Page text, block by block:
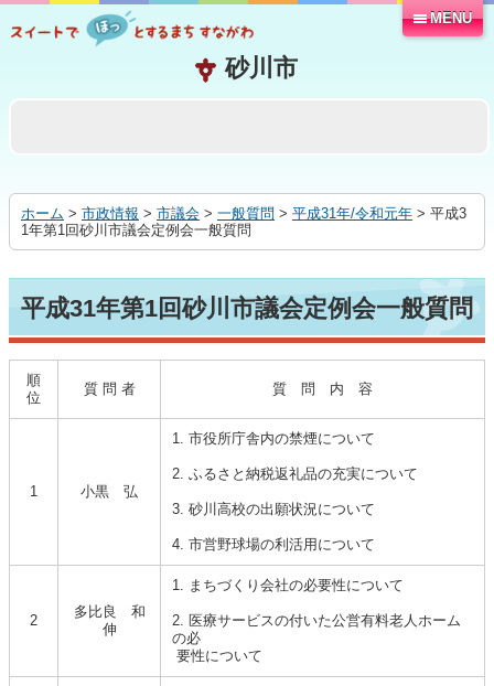
る
MENU
ホーム > 市政情報 > 市議会 > 一般質問 > 平成31年/令和元年 > 平成3
1年第1回砂川市議会定例会一般質問
平成31年第1回砂川市議会定例会一般質問
順
位
質 問 者 質 問 内 容
1 小黒 弘
1. 市役所庁舎内の禁煙について
2. ふるさと納税返礼品の充実について
3. 砂川高校の出願状況について
4. 市営野球場の利活用について
2
多比良 和
伸
1. まちづくり会社の必要性について
2. 医療サービスの付いた公営有料老人ホーム
の必
要性について